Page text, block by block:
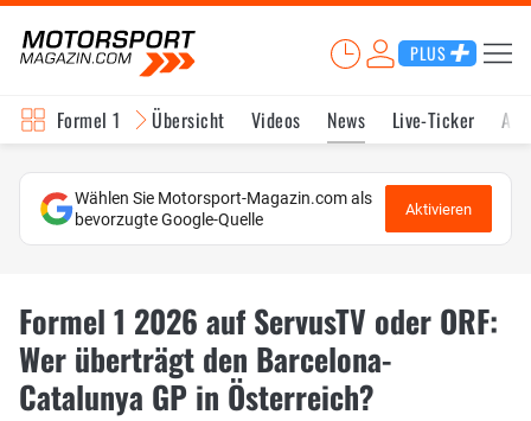
PLUS
Formel 1 Übersicht Videos News Live-Ticker
Wählen Sie Motorsport-Magazin.com als
bevorzugte Google-Quelle
Aktivieren
Formel 1 2026 auf ServusTV oder ORF:
Wer überträgt den Barcelona-
Catalunya GP in Österreich?